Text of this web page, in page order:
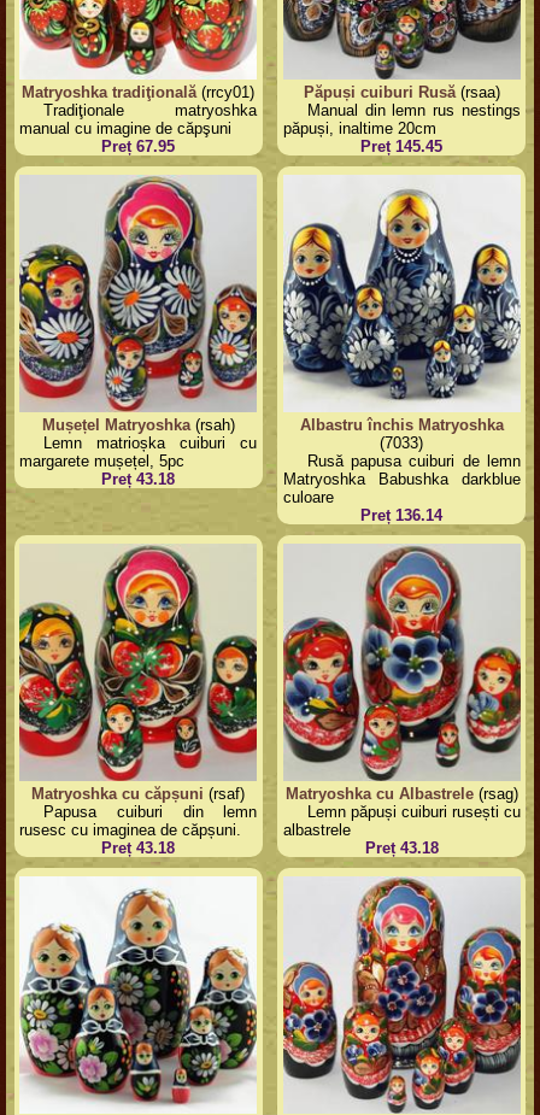
Matryoshka tradiţională(rrcy01)
Tradiţionale matryoshka
manual cu imagine de căpşuni
Preț 67.95
Păpuși cuiburi Rusă(rsaa)
Manual din lemn rus nestings
păpuși, inaltime 20cm
Preț 145.45
Mușețel Matryoshka(rsah)
Lemn matrioșka cuiburi cu
margarete mușețel, 5pc
Preț 43.18
Albastru închis Matryoshka
(7033)
Rusă papusa cuiburi de lemn
Matryoshka Babushka darkblue
culoare
Preț 136.14
Matryoshka cu căpșuni (rsaf)
Papusa cuiburi din lemn
rusesc cu imaginea de căpșuni.
Preț 43.18
Matryoshka cu Albastrele(rsag)
Lemn păpuși cuiburi rusești cu
albastrele
Preț 43.18